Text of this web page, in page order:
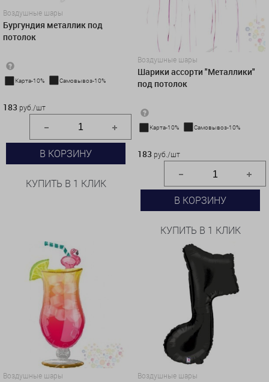
Воздушные шары
Бургундия металлик под
потолок
Карта-10% Самовывоз-10%
183 руб./шт
В КОРЗИНУ
КУПИТЬ В 1 КЛИК
Воздушные шары
Шарики ассорти "Металлики"
под потолок
Карта-10% Самовывоз-10%
183 руб./шт
В КОРЗИНУ
КУПИТЬ В 1 КЛИК
Воздушные шары Воздушные шары